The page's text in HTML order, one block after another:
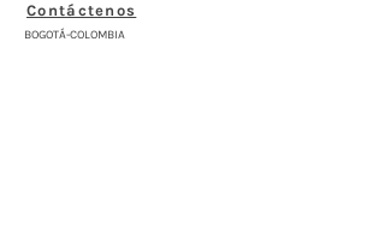
Contáctenos
BOGOTÁ-COLOMBIA